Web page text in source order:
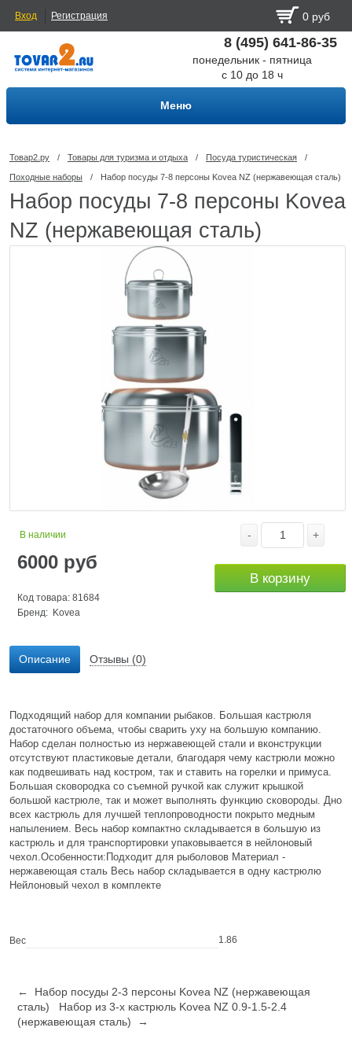
Вход Регистрация 0 руб
8 (495) 641-86-35
понедельник - пятница
с 10 до 18 ч
Меню
Товар2.ру / Товары для туризма и отдыха / Посуда туриcтическая /
Походные наборы / Набор посуды 7-8 персоны Kovea NZ (нержавеющая сталь)
Набор посуды 7-8 персоны Kovea
NZ (нержавеющая сталь)
В наличии
6000 руб
Код товара: 81684
Бренд: Kovea
- +
В корзину
Описание Отзывы (0)
Подходящий набор для компании рыбаков. Большая кастрюля
достаточного объема, чтобы сварить уху на большую компанию.
Набор сделан полностью из нержавеющей стали и вконструкции
отсутствуют пластиковые детали, благодаря чему кастрюли можно
как подвешивать над костром, так и ставить на горелки и примуса.
Большая сковородка со съемной ручкой как служит крышкой
большой кастрюле, так и может выполнять функцию сковороды. Дно
всех кастрюль для лучшей теплопроводности покрыто медным
напылением. Весь набор компактно складывается в большую из
кастрюль и для транспортировки упаковывается в нейлоновый
чехол.Особенности:Подходит для рыболовов Материал -
нержавеющая сталь Весь набор складывается в одну кастрюлю
Нейлоновый чехол в комплекте
Вес 1.86
← Набор посуды 2-3 персоны Kovea NZ (нержавеющая
сталь)
Набор из 3-х кастрюль Kovea NZ 0.9-1.5-2.4
(нержавеющая сталь) →